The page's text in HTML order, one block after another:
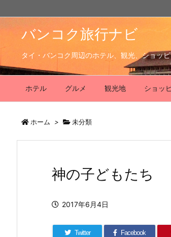
バンコク旅行ナビ
タイ・バンコク周辺のホテル、観光、ショッ
ホテル グルメ 観光地 ショッ
ホーム > 未分類
神の子どもたち
2017年6月4日
Twitter Facebook